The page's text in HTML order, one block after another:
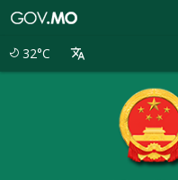
32°C